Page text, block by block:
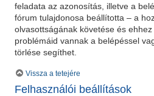
feladata az azonosítás, illetve a
fórum tulajdonosa beállította – a
olvasottságának követése és
problémáid vannak a belépéssel
törlése segíthet.
Vissza a tetejére
Felhasználói beállítások